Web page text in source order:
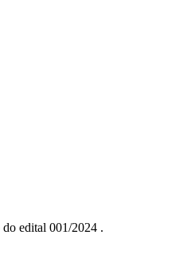
edital 001/2024 .